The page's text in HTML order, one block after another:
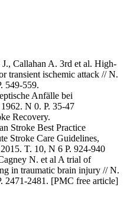
Callahan A. 3rd et al. High-
transient ischemic attack // N.
549-559.
Anfälle bei
N 0. P. 35-47
Recovery.
Stroke Best Practice
Stroke Care Guidelines,
T. 10, N 6 P. 924-940
N. et al A trial of
in traumatic brain injury // N.
2471-2481. [PMC free article]